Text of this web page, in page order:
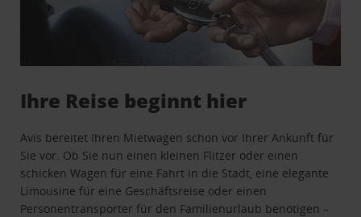
Ihre Reise beginnt hier
Avis bereitet Ihren Mietwagen schon vor Ihrer Ankunft für
Sie vor. Ob Sie nun einen kleinen Flitzer oder einen
schicken Wagen für eine Fahrt in die Stadt, eine elegante
Limousine für eine Geschäftsreise oder einen
Personentransporter für den Familienurlaub benötigen –